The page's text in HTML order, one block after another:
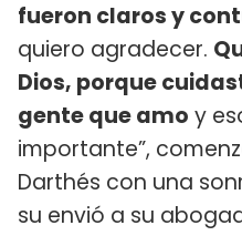
fueron claros y
quiero agradecer.
Dios, porque
gente que amo y
importante”,
Darthés con una
su envió a su